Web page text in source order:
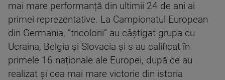
mai mare performanță din ultimii 24 de ani ai
primei reprezentative. La Campionatul European
din Germania, ”tricolorii” au câștigat grupa cu
Ucraina, Belgia și Slovacia și s-au calificat în
primele 16 naționale ale Europei, după ce au
realizat și cea mai mare victorie din istoria